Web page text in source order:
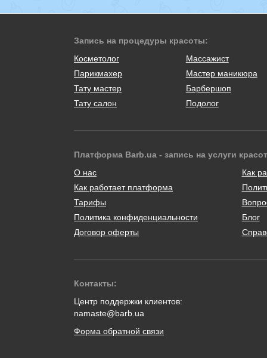
Запись на процедуры красоты:
Косметолог
Массажист
Парикмахер
Мастер маникюра
Тату мастер
Барбершоп
Тату салон
Подолог
Платформа Barb.ua - запись на услуги
О нас
Как работает платформа
Тарифы
Политика конфиденциальности
Договор оферты
Как
Блог
Контакты:
Центр поддержки клиентов:
namaste@barb.ua
Форма обратной связи